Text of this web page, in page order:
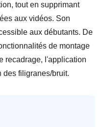
tout en supprimant
aux vidéos. Son
aux débutants. De
de montage
recadrage, l'application
des filigranes/bruit.